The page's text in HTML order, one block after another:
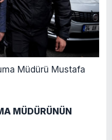
Müdürü Mustafa
MÜDÜRÜNÜN